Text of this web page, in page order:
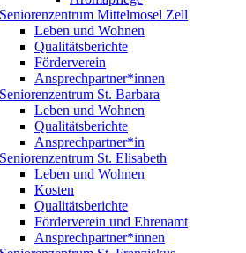
Seniorenzentrum Mittelmosel Zell
Leben und Wohnen
Qualitätsberichte
Förderverein
Ansprechpartner*innen
Seniorenzentrum St. Barbara
Leben und Wohnen
Qualitätsberichte
Ansprechpartner*in
Seniorenzentrum St. Elisabeth
Leben und Wohnen
Kosten
Qualitätsberichte
Förderverein und Ehrenamt
Ansprechpartner*innen